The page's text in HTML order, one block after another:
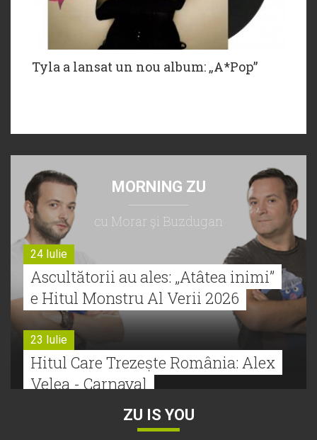
Tyla a lansat un nou album: „A*Pop”
MORNING ZU
cu Morar şi Buzdugan
24 Iulie
Ascultătorii au ales: „Atâtea inimi”
e Hitul Monstru Al Verii 2026
23 Iulie
Hitul Care Trezește România: Alex
Velea - Carnaval
ZU IS YOU